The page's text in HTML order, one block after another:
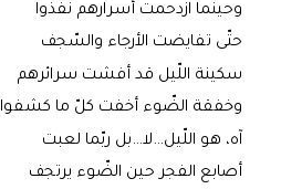
وحينما ازدحمت أسرارهم نفذوا
حتّى تفايضت الأرجاء والسّجف
سكينة اللّيل قد أفشت سرائرهم
وخفقة الضّوء أخفت كلّ ما كشفوا
آه، هو اللّيل…لا…بل ربّما لعبت
أصابع الفجر حين الضّوء يرتجف